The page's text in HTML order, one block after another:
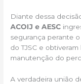
Diante dessa
ACOIJ e AESC
segurança perante
do TJSC e
manutenção do
A verdadeira união